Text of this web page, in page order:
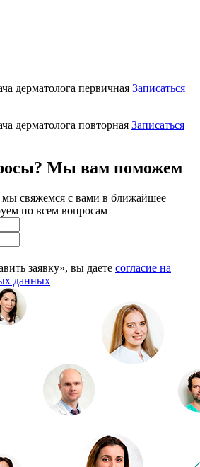
дерматолога первичная Записаться
дерматолога повторная Записаться
Мы вам поможем
мы свяжемся с вами в ближайшее
по всем вопросам
заявку», вы даете согласие на
данных